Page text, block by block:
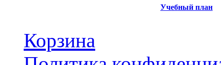
Учебный план
Корзина